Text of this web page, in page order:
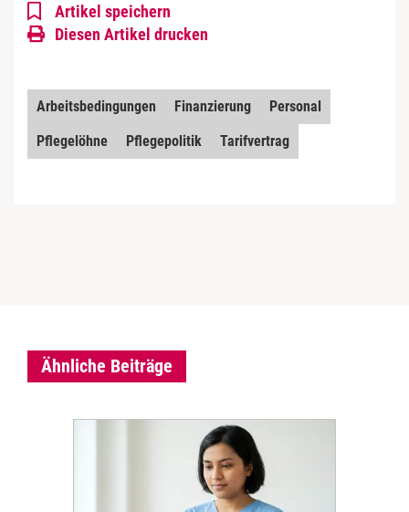
Artikel speichern
Diesen Artikel drucken
Arbeitsbedingungen Finanzierung
Personal
Pflegelöhne
Pflegepolitik Tarifvertrag
Ähnliche Beiträge